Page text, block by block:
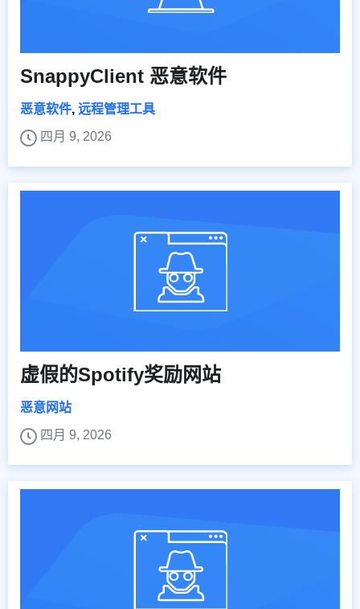
SnappyClient 恶意软件
恶意软件, 远程管理工具
四月 9, 2026
虚假的Spotify奖励网站
恶意网站
四月 9, 2026